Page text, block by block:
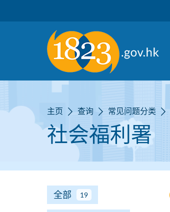
主页 查询 常见问题分类
社会福利署
全部 19